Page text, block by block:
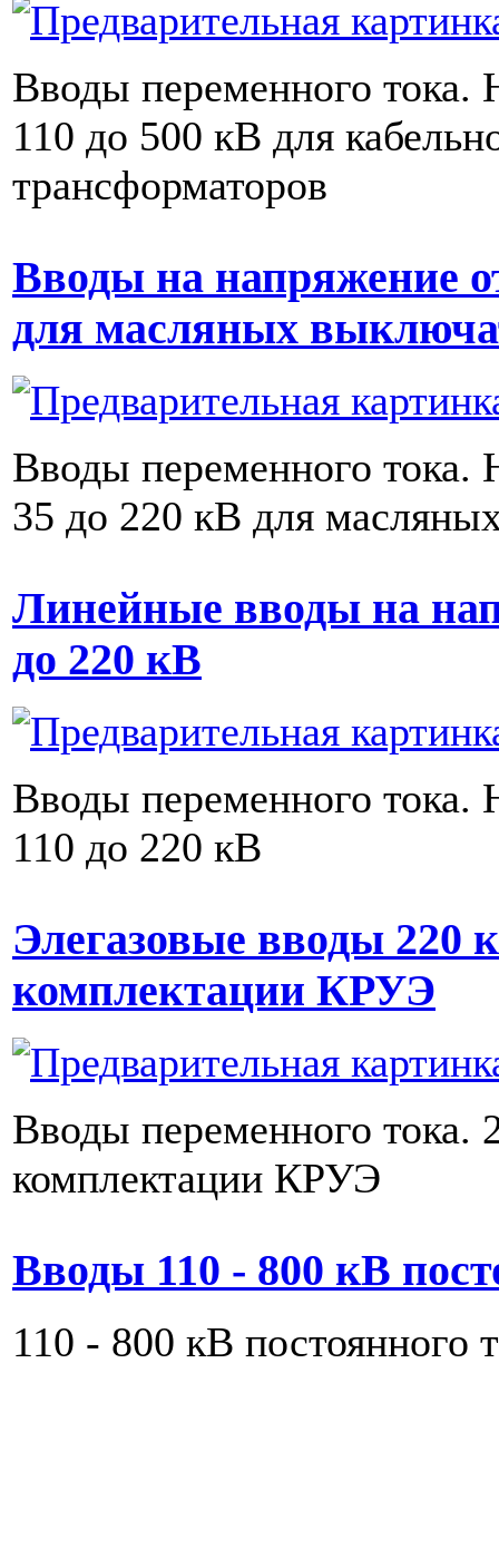
Вводы переменного тока.
110 до 500 кВ для
трансформаторов
Вводы на напряжение
для масляных
Вводы переменного тока.
35 до 220 кВ для
Линейные вводы на
до 220 кВ
Вводы переменного тока.
110 до 220 кВ
Элегазовые вводы 220
комплектации КРУЭ
Вводы переменного тока.
комплектации КРУЭ
Вводы 110 - 800 кВ
110 - 800 кВ постоянного